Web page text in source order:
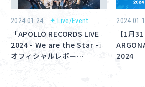
2024.01.24 Live/Event
「APOLLO RECORDS LIVE
2024 - We are the Star -」
オフィシャルレポー…
【1月
2024